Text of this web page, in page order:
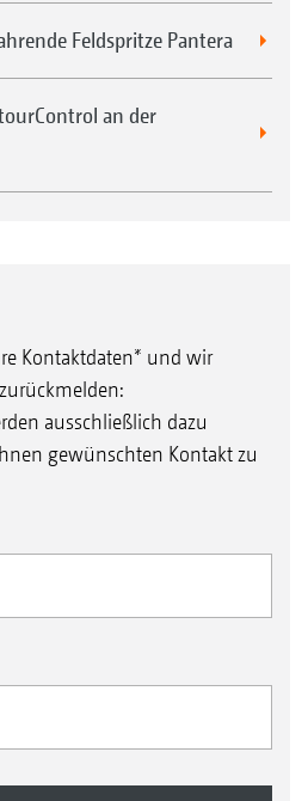
Feldspritze Pantera
an der
Kontaktdaten* und wir
ausschließlich dazu
gewünschten Kontakt zu